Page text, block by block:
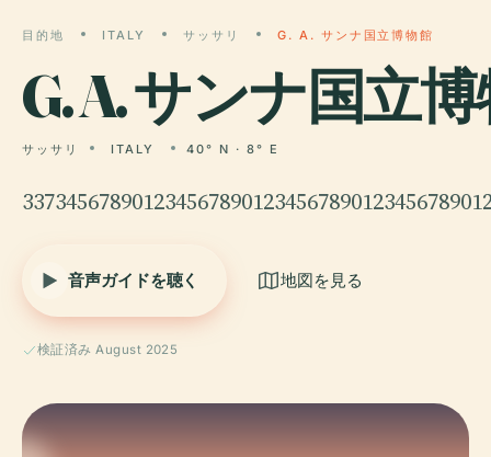
目的地 ITALY サッサリ G. A. サンナ国立博物館
G.A. サンナ国立
サッサリ ITALY 40° N · 8° E
音声ガイドを聴く 地図を見る
検証済み August 2025